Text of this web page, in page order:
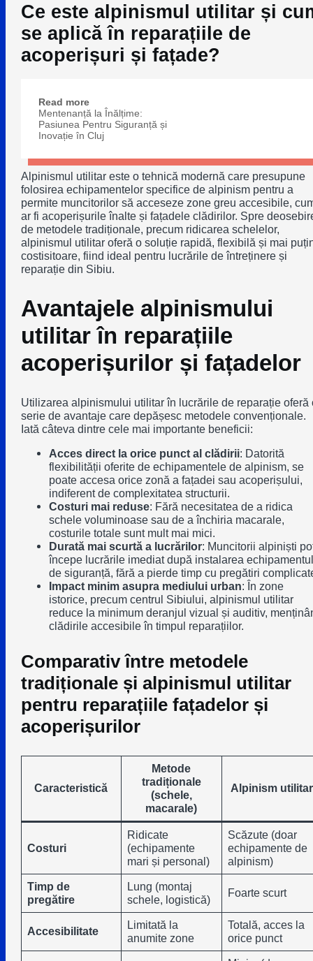
Ce este alpinismul utilitar și
se aplică în reparațiile de
acoperișuri și fațade?
Read more
Mentenanță la Înălțime:
Pasiunea Pentru Siguranță și
Inovație în Cluj
Alpinismul utilitar este o tehnică modernă care presupune
folosirea echipamentelor specifice de alpinism pentru a
permite muncitorilor să acceseze zone greu accesibile,
ar fi acoperișurile înalte și fațadele clădirilor. Spre
de metodele tradiționale, precum ridicarea schelelor,
alpinismul utilitar oferă o soluție rapidă, flexibilă și mai
costisitoare, fiind ideal pentru lucrările de întreținere și
reparație din Sibiu.
Avantajele alpinismului
utilitar în reparațiile
acoperișurilor și fațadelor
Utilizarea alpinismului utilitar în lucrările de reparație oferă
serie de avantaje care depășesc metodele convenționale.
Iată câteva dintre cele mai importante beneficii:
Acces direct la orice punct al clădirii: Datorită
flexibilității oferite de echipamentele de alpinism, se
poate accesa orice zonă a fațadei sau acoperișului,
indiferent de complexitatea structurii.
Costuri mai reduse: Fără necesitatea de a ridica
schele voluminoase sau de a închiria macarale,
costurile totale sunt mult mai mici.
Durată mai scurtă a lucrărilor: Muncitorii alpiniști
începe lucrările imediat după instalarea
de siguranță, fără a pierde timp cu pregătiri
Impact minim asupra mediului urban: În zone
istorice, precum centrul Sibiului, alpinismul utilitar
reduce la minimum deranjul vizual și auditiv,
clădirile accesibile în timpul reparațiilor.
Comparativ între metodele
tradiționale și alpinismul utilitar
pentru reparațiile fațadelor și
acoperișurilor
Caracteristică
Metode
tradiționale
(schele,
macarale)
Alpinism utilitar
Costuri
Ridicate
(echipamente
mari și personal)
Scăzute (doar
echipamente de
alpinism)
Timp de
pregătire
Lung (montaj
schele, logistică)
Foarte scurt
Accesibilitate
Limitată la
anumite zone
Totală, acces la
orice punct